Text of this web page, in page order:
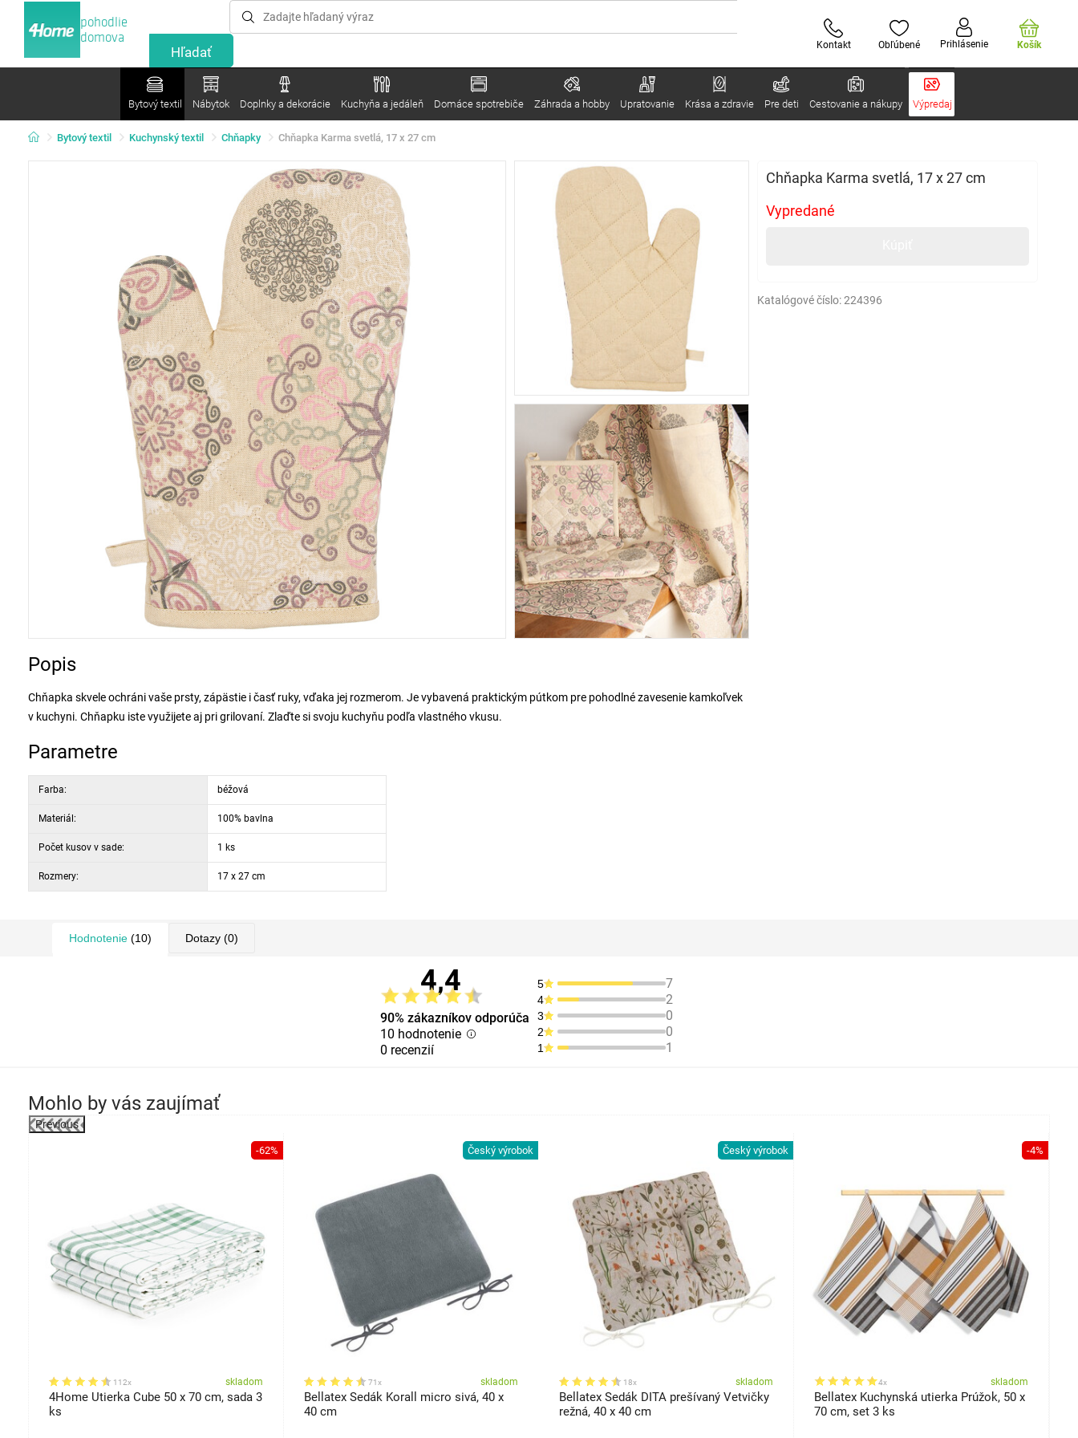
pohodlie
domova
Kontakt Obľúbené Prihlásenie Košík
Bytový textil Nábytok Doplnky a dekorácie Kuchyňa a jedáleň Domáce spotrebiče Záhrada a hobby Upratovanie Krása a zdravie Pre deti Cestovanie a nákupy Výpredaj
Bytový textil Kuchynský textil Chňapky Chňapka Karma svetlá, 17 x 27 cm
Chňapka Karma svetlá, 17 x 27 cm
Vypredané
Katalógové číslo:224396
Popis
Chňapka skvele ochráni vaše prsty, zápästie i časť ruky, vďaka jej rozmerom. Je vybavená praktickým pútkom pre pohodlné zavesenie kamkoľvek
v kuchyni. Chňapku iste využijete aj pri grilovaní. Zlaďte si svoju kuchyňu podľa vlastného vkusu.
Parametre
Farba: béžová
Materiál: 100% bavlna
Počet kusov v sade: 1 ks
Rozmery: 17 x 27 cm
Hodnotenie (10) Dotazy (0)
4,4
90% zákazníkov odporúča
10 hodnotenie
0 recenzií
5 7
4 2
3 0
2 0
1 1
Mohlo by vás zaujímať
Previous
-62%
112x skladom
4Home Utierka Cube 50 x 70 cm, sada 3
ks
Český výrobok
71x skladom
Bellatex Sedák Korall micro sivá, 40 x
40 cm
Český výrobok
18x skladom
Bellatex Sedák DITA prešívaný Vetvičky
režná, 40 x 40 cm
-4%
4x skladom
Bellatex Kuchynská utierka Prúžok, 50 x
70 cm, set 3 ks